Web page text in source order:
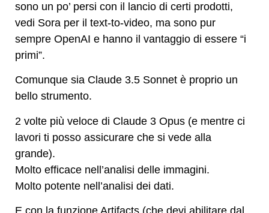
sono un po’ persi con il lancio di certi prodotti,
vedi Sora per il text-to-video, ma sono pur
sempre OpenAI e hanno il vantaggio di essere “i
primi”.
Comunque sia Claude 3.5 Sonnet è proprio un
bello strumento.
2 volte più veloce di Claude 3 Opus (e mentre ci
lavori ti posso assicurare che si vede alla
grande).
Molto efficace nell’analisi delle immagini.
Molto potente nell’analisi dei dati.
E con la funzione Artifacts (che devi abilitare dal